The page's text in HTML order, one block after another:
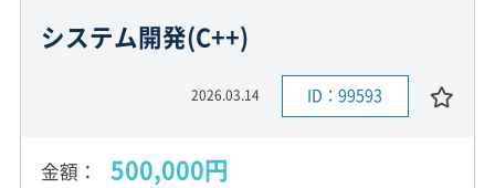
システム開発(C++)
2026.03.14 ID：99593
金額 500,000円